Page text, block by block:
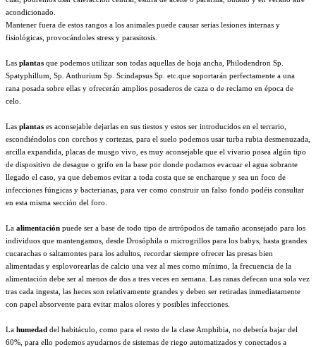
acondicionado.
Mantener fuera de estos rangos a los animales puede causar serias lesiones internas y
fisiológicas, provocándoles stress y parasitosis.
Las plantas que podemos utilizar son todas aquellas de hoja ancha, Philodendron Sp.
Spatyphillum, Sp. Anthurium Sp. Scindapsus Sp. etc.que soportarán perfectamente a una
rana posada sobre ellas y ofrecerán amplios posaderos de caza o de reclamo en época de
celo.
Las plantas es aconsejable dejarlas en sus tiestos y estos ser introducidos en el terrario,
escondiéndolos con corchos y cortezas, para el suelo podemos usar turba rubia desmenuzada,
arcilla expandida, placas de musgo vivo, es muy aconsejable que el vivario posea algún tipo
de dispositivo de desague o grifo en la base por donde podamos evacuar el agua sobrante
llegado el caso, ya que debemos evitar a toda costa que se encharque y sea un foco de
infecciones fúngicas y bacterianas, para ver como construir un falso fondo podéis consultar
en esta misma sección del foro.
La alimentación puede ser a base de todo tipo de artrópodos de tamaño aconsejado para los
individuos que mantengamos, desde Drosóphila o microgrillos para los babys, hasta grandes
cucarachas o saltamontes para los adultos, recordar siempre ofrecer las presas bien
alimentadas y esplovorearlas de calcio una vez al mes como mínimo, la frecuencia de la
alimentación debe ser al menos de dos a tres veces en semana. Las ranas defecan una sola vez
tras cada ingesta, las heces son relativamente grandes y deben ser retiradas inmediatamente
con papel absorvente para evitar malos olores y posibles infecciones.
La humedad del habitáculo, como para el resto de la clase Amphibia, no debería bajar del
60%, para ello podemos ayudarnos de sistemas de riego automatizados y conectados a